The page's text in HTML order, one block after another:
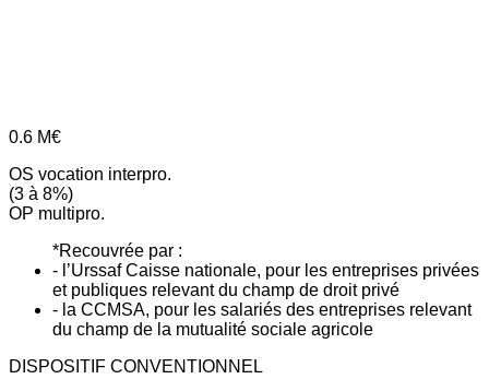
0.6 M€
OS vocation interpro.
(3 à 8%)
OP multipro.
*Recouvrée par :
- l’Urssaf Caisse nationale, pour les entreprises privées
et publiques relevant du champ de droit privé
- la CCMSA, pour les salariés des entreprises relevant
du champ de la mutualité sociale agricole
DISPOSITIF CONVENTIONNEL